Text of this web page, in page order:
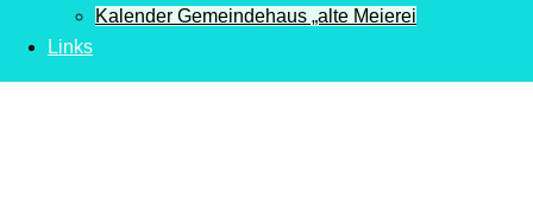
Kalender Gemeindehaus „alte Meierei
Links